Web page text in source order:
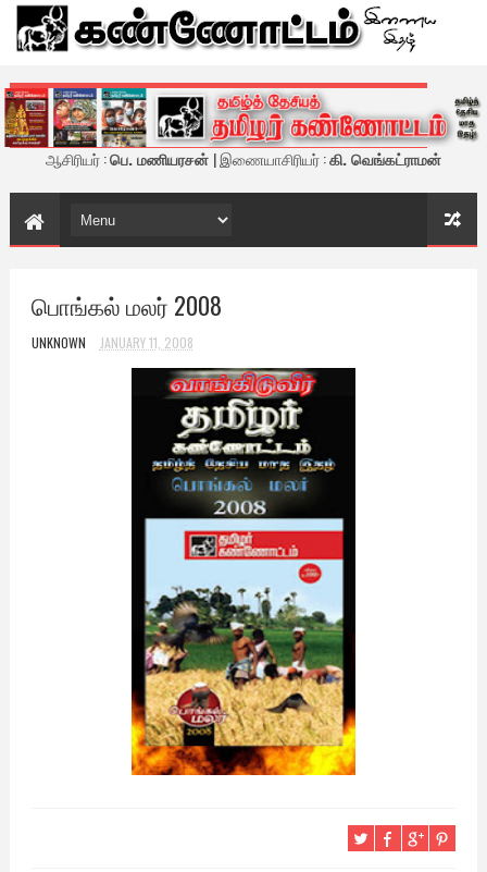
கண்ணோட்டம் - இணைய இதழ்
ஆசிரியர் :பெ. மணியரசன் | இணையாசிரியர் :கி. வெங்கட்ராமன்
பொங்கல் மலர் 2008
UNKNOWN JANUARY 11, 2008